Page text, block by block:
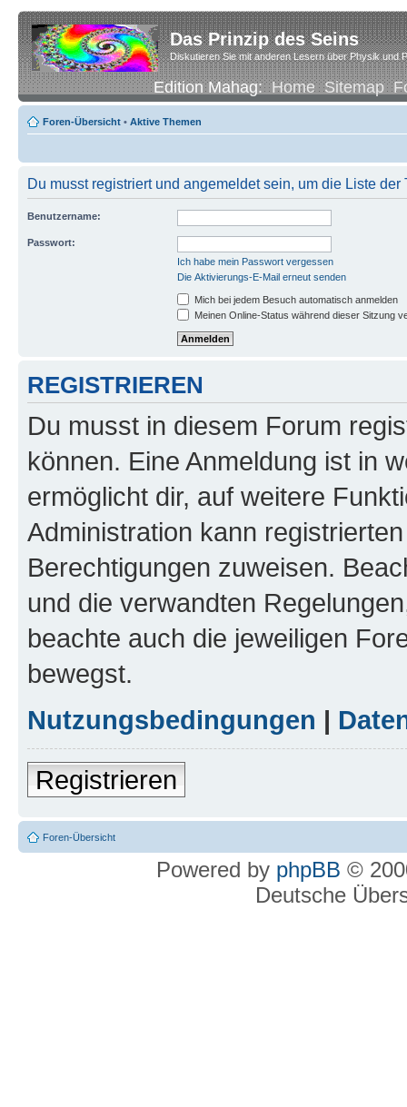
Das Prinzip des Seins
Diskutieren Sie mit anderen Lesern über Physik und
Edition Mahag:Home Sitemap
Foren-Übersicht • Aktive Themen
Du musst registriert und angemeldet sein, um die Liste
Benutzername:
Passwort:
Ich habe mein Passwort vergessen
Die Aktivierungs-E-Mail erneut senden
Mich bei jedem Besuch automatisch anmelden
Meinen Online-Status während dieser Sitzung
REGISTRIEREN
Du musst in diesem Forum
können. Eine Anmeldung ist in
ermöglicht dir, auf weitere
Administration kann
Berechtigungen zuweisen.
und die verwandten
beachte auch die jeweiligen
bewegst.
Nutzungsbedingungen |
Registrieren
Foren-Übersicht
Powered by phpBB ©
Deutsche